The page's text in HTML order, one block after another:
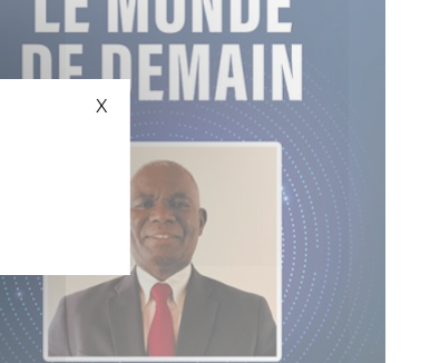
X Masquer le bandeau des cookies